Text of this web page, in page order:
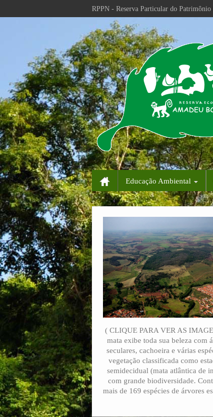
RPPN - Reserva Particular do Patrimônio
Educação Ambiental
( CLIQUE PARA VER AS
mata exibe toda sua beleza com
seculares, cachoeira e várias
vegetação classificada como
semidecidual (mata atlântica de
com grande biodiversidade.
mais de 169 espécies de árvores